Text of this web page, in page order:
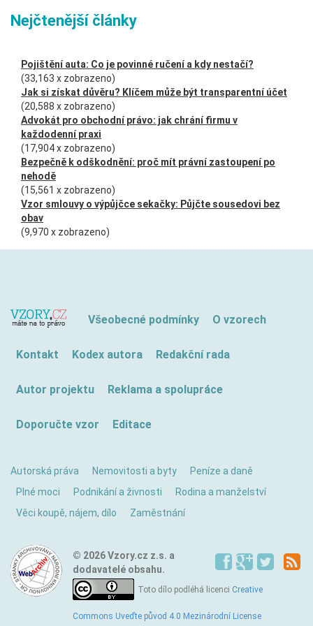
Nejčtenější články
Pojištění auta: Co je povinné ručení a kdy nestačí?
(33,163 x zobrazeno)
Jak si získat důvěru? Klíčem může být transparentní účet
(20,588 x zobrazeno)
Advokát pro obchodní právo: jak chrání firmu v
každodenní praxi
(17,904 x zobrazeno)
Bezpečně k odškodnění: proč mít právní zastoupení po
nehodě
(15,561 x zobrazeno)
Vzor smlouvy o výpůjčce sekačky: Půjčte sousedovi bez
obav
(9,970 x zobrazeno)
Všeobecné podmínky O vzorech
Kontakt Kodex autora Redakční rada
Autor projektu Reklama a spolupráce
Doporučte vzor Editace
Autorská práva Nemovitosti a byty
Peníze a daně
Plné moci
Podnikání a živnosti
Rodina a manželství
Věci koupě, nájem, dílo
Zaměstnání
© 2026 Vzory.cz z.s. a
dodavatelé obsahu.
Toto dílo podléhá licenci Creative
Commons Uveďte původ 4.0 Mezinárodní License